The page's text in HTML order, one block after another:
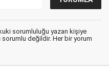
sorumluluğu yazan kişiye
sorumlu değildir. Her bir yorum